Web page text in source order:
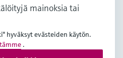
sisäänmainoksia tai
hyväksyt evästeiden käytön.
.